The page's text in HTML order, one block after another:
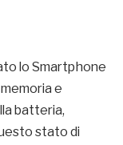
lo Smartphone
e
batteria,
stato di